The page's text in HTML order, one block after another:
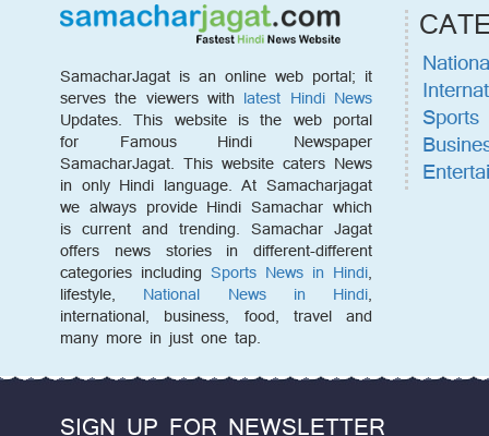
SamacharJagat is an online web portal; it
serves the viewers with latest Hindi News
Updates. This website is the web portal
for Famous Hindi Newspaper
SamacharJagat. This website caters News
in only Hindi language. At Samacharjagat
we always provide Hindi Samachar which
is current and trending. Samachar Jagat
offers news stories in different-different
categories including Sports News in Hindi,
lifestyle, National News in Hindi,
international, business, food, travel and
many more in just one tap.
Sports
SIGN UP FOR NEWSLETTER